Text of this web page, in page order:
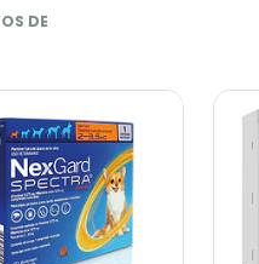
DE